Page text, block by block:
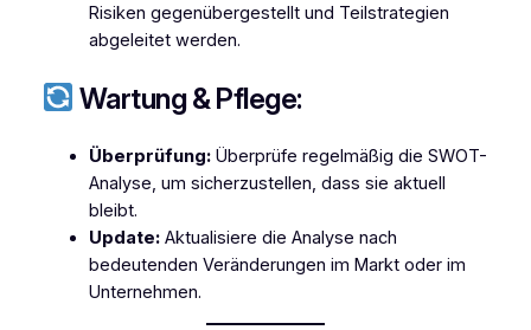
Risiken gegenübergestellt und Teilstrategien
abgeleitet werden.
Wartung & Pflege:
Überprüfung:Überprüfe regelmäßig die SWOT-
Analyse, um sicherzustellen, dass sie aktuell
bleibt.
Update:Aktualisiere die Analyse nach
bedeutenden Veränderungen im Markt oder im
Unternehmen.